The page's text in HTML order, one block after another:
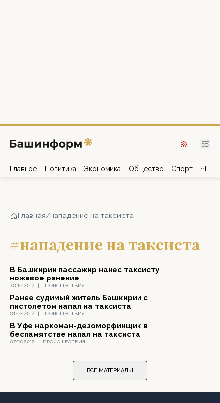
Главное Политика Экономика Общество Спорт ЧП
Главная/нападение на таксиста
#нападение на таксиста
30.10.2017 | ПРОИСШЕСТВИЯ
В Башкирии пассажир нанес таксисту
ножевое ранение
01.03.2017 | ПРОИСШЕСТВИЯ
Ранее судимый житель Башкирии с
пистолетом напал на таксиста
07.06.2012 | ПРОИСШЕСТВИЯ
В Уфе наркоман-дезоморфинщик в
беспамятстве напал на таксиста
ВСЕ МАТЕРИАЛЫ